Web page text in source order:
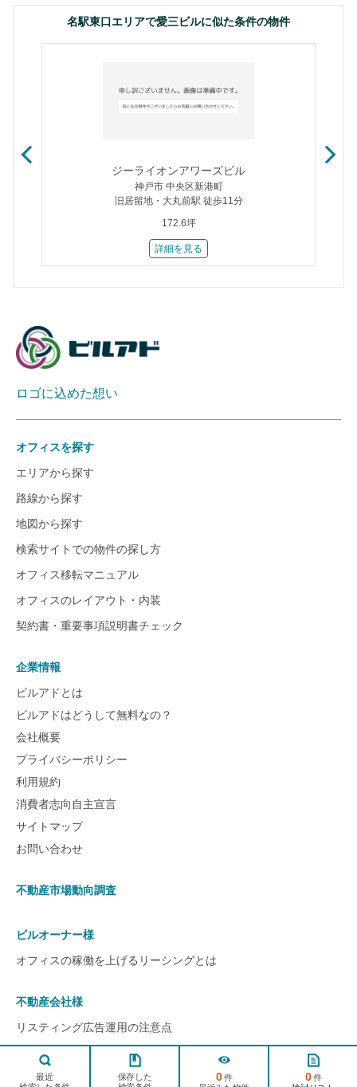
最近
保存した
0件 0件
名駅東口エリアで愛三ビルに似た条件の物件
ジーライオンアワーズビル
神戸市 中央区新港町
旧居留地・大丸前駅 徒歩11分
172.6坪
詳細を見る
ロゴに込めた想い
オフィスを探す
エリアから探す
路線から探す
地図から探す
検索サイトでの物件の探し方
オフィス移転マニュアル
オフィスのレイアウト・内装
契約書・重要事項説明書チェック
企業情報
ビルアドとは
ビルアドはどうして無料なの？
会社概要
プライバシーポリシー
利用規約
消費者志向自主宣言
サイトマップ
お問い合わせ
不動産市場動向調査
ビルオーナー様
オフィスの稼働を上げるリーシングとは
不動産会社様
リスティング広告運用の注意点
© 2022 ビルアド All rights reserved.
ページ
TOPへ